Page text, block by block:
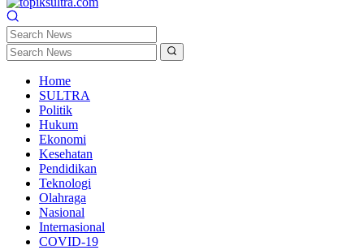
Home
SULTRA
Politik
Hukum
Ekonomi
Kesehatan
Pendidikan
Teknologi
Olahraga
Nasional
Internasional
COVID-19